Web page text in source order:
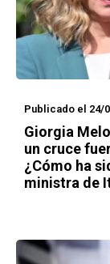
Publicado el 24/
Giorgia
un cruce
¿Cómo ha
ministra de